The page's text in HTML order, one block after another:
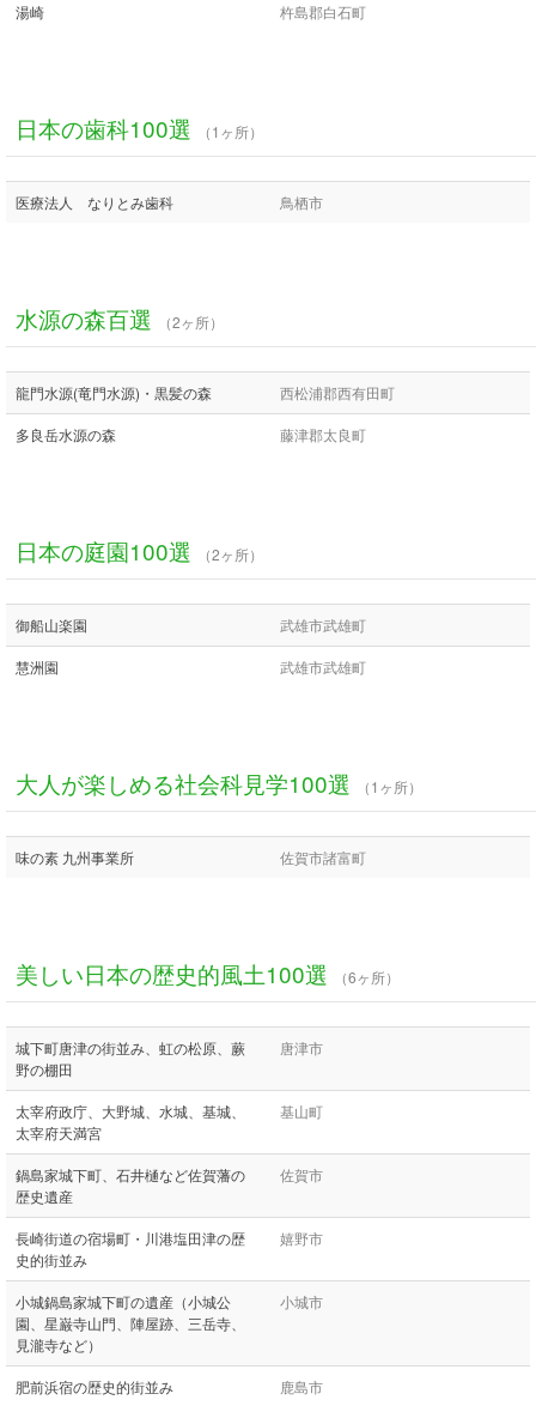
湯崎 杵島郡白石町
日本の歯科100選 （1ヶ所）
医療法人 なりとみ歯科 鳥栖市
水源の森百選 （2ヶ所）
龍門水源(竜門水源)・黒髪の森 西松浦郡西有田町
多良岳水源の森 藤津郡太良町
日本の庭園100選 （2ヶ所）
御船山楽園 武雄市武雄町
慧洲園 武雄市武雄町
大人が楽しめる社会科見学100選 （1ヶ所）
味の素 九州事業所 佐賀市諸富町
美しい日本の歴史的風土100選 （6ヶ所）
城下町唐津の街並み、虹の松原、蕨
野の棚田
唐津市
太宰府政庁、大野城、水城、基城、
太宰府天満宮
基山町
鍋島家城下町、石井樋など佐賀藩の
歴史遺産
佐賀市
長崎街道の宿場町・川港塩田津の歴
史的街並み
嬉野市
小城鍋島家城下町の遺産（小城公
園、星巌寺山門、陣屋跡、三岳寺、
見瀧寺など）
小城市
肥前浜宿の歴史的街並み 鹿島市